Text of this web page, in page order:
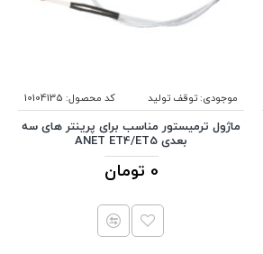
موجودی:توقف تولید کد محصول: 10104135
ماژول ترمیستور مناسب برای پرینتر های سه
بعدی ANET ET4/ET5
0 تومان